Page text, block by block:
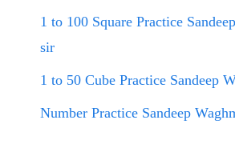
1 to 100 Square Practice
sir
1 to 50 Cube Practice Sandeep
Number Practice Sandeep